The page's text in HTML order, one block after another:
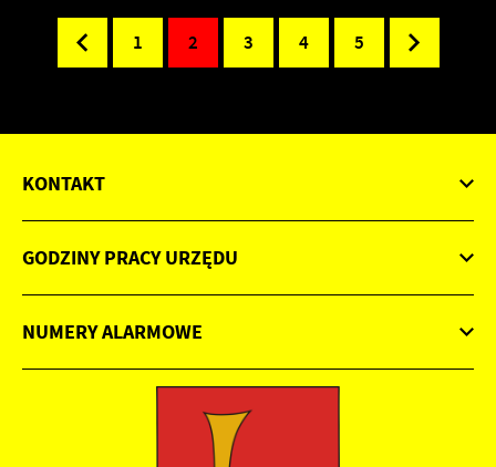
1 2 3 4 5
KONTAKT
GODZINY PRACY URZĘDU
NUMERY ALARMOWE